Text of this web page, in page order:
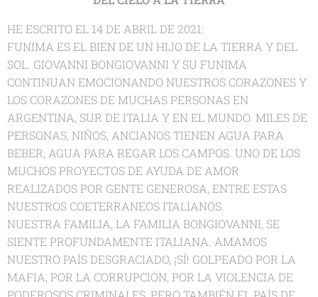
HE ESCRITO EL 14 DE ABRIL DE 2021:
FUNIMA ES EL BIEN DE UN HIJO DE LA TIERRA Y DEL
SOL. GIOVANNI BONGIOVANNI Y SU FUNIMA
CONTINUAN EMOCIONANDO NUESTROS CORAZONES Y
LOS CORAZONES DE MUCHAS PERSONAS EN
ARGENTINA, SUR DE ITALIA Y EN EL MUNDO. MILES DE
PERSONAS, NIÑOS, ANCIANOS TIENEN AGUA PARA
BEBER, AGUA PARA REGAR LOS CAMPOS. UNO DE LOS
MUCHOS PROYECTOS DE AYUDA DE AMOR
REALIZADOS POR GENTE GENEROSA, ENTRE ESTAS
NUESTROS COETERRANEOS ITALIANOS.
NUESTRA FAMILIA, LA FAMILIA BONGIOVANNI, SE
SIENTE PROFUNDAMENTE ITALIANA. AMAMOS
NUESTRO PAÍS DESGRACIADO, ¡SÍ! GOLPEADO POR LA
MAFIA, POR LA CORRUPCIÓN, POR LA VIOLENCIA DE